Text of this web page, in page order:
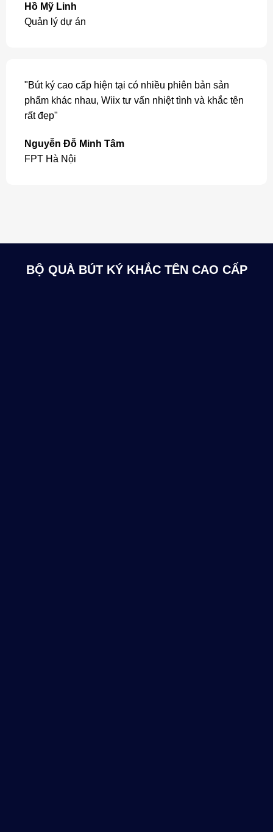
Hồ Mỹ Linh
Quản lý dự án
"Bút ký cao cấp hiện tại có nhiều phiên bản sản
phẩm khác nhau, Wiix tư vấn nhiệt tình và khắc tên
rất đẹp"
Nguyễn Đỗ Minh Tâm
FPT Hà Nội
BỘ QUÀ BÚT KÝ KHẮC TÊN CAO CẤP